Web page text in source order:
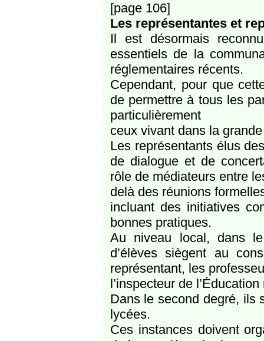
[page 106]
Les représentantes et
Il est désormais
essentiels de la
réglementaires récents.
Cependant, pour que
de permettre à tous les
particulièrement
ceux vivant dans la
Les représentants élus
de dialogue et de
rôle de médiateurs entre
delà des réunions
incluant des initiatives
bonnes pratiques.
Au niveau local, dans
d’élèves siègent au
représentant, les
l’inspecteur de
Dans le second degré, ils
lycées.
Ces instances doivent